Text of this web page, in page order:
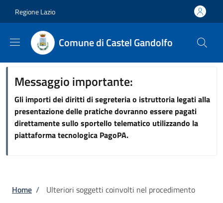
Regione Lazio
Comune di Castel Gandolfo
Messaggio importante:
Gli importi dei diritti di segreteria o istruttoria legati alla
presentazione delle pratiche dovranno essere pagati
direttamente sullo sportello telematico utilizzando la
piattaforma tecnologica PagoPA.
Briciole di pane
Home / Ulteriori soggetti coinvolti nel procedimento